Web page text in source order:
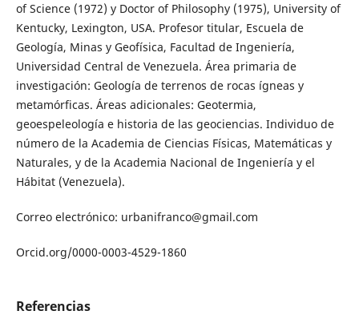
of Science (1972) y Doctor of Philosophy (1975), University of
Kentucky, Lexington, USA. Profesor titular, Escuela de
Geología, Minas y Geofísica, Facultad de Ingeniería,
Universidad Central de Venezuela. Área primaria de
investigación: Geología de terrenos de rocas ígneas y
metamórficas. Áreas adicionales: Geotermia,
geoespeleología e historia de las geociencias. Individuo de
número de la Academia de Ciencias Físicas, Matemáticas y
Naturales, y de la Academia Nacional de Ingeniería y el
Hábitat (Venezuela).
Correo electrónico: urbanifranco@gmail.com
Orcid.org/0000-0003-4529-1860
Referencias